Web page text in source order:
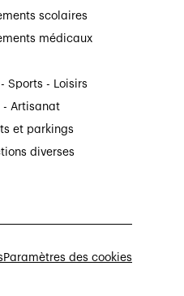
scolaires
médicaux
Sports - Loisirs
- Artisanat
et parkings
diverses
Paramètres des cookies